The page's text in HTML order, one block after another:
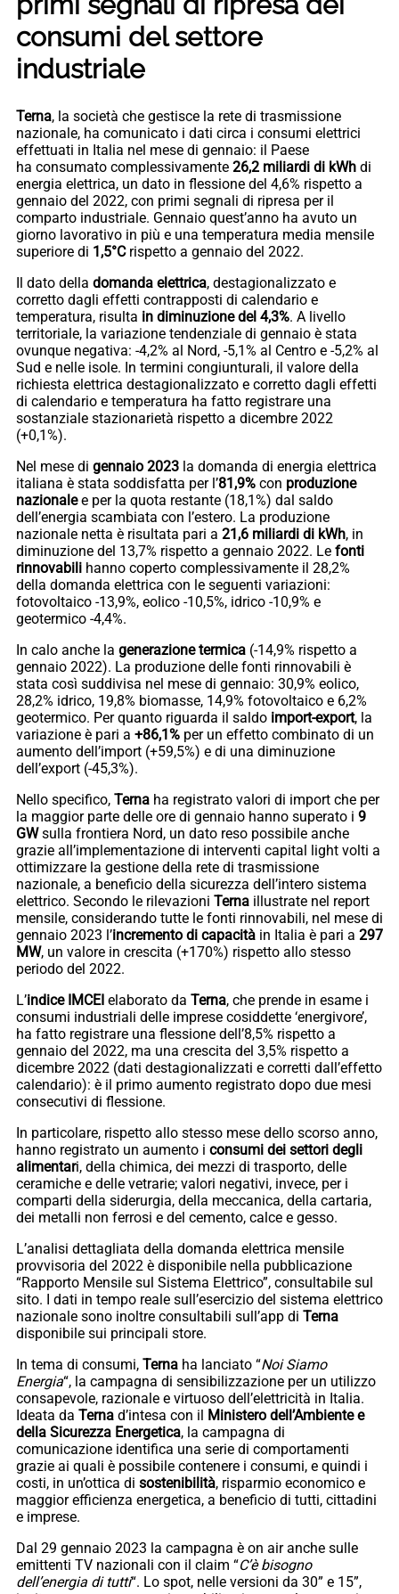
consumi del settore
industriale
Terna, la società che gestisce la rete di trasmissione
nazionale, ha comunicato i dati circa i consumi elettrici
effettuati in Italia nel mese di gennaio: il Paese
ha consumato complessivamente 26,2 miliardi di kWh di
energia elettrica, un dato in flessione del 4,6% rispetto a
gennaio del 2022, con primi segnali di ripresa per il
comparto industriale. Gennaio quest’anno ha avuto un
giorno lavorativo in più e una temperatura media mensile
superiore di 1,5°C rispetto a gennaio del 2022.
Il dato della domanda elettrica, destagionalizzato e
corretto dagli effetti contrapposti di calendario e
temperatura, risulta in diminuzione del 4,3%. A livello
territoriale, la variazione tendenziale di gennaio è stata
ovunque negativa: -4,2% al Nord, -5,1% al Centro e -5,2% al
Sud e nelle isole. In termini congiunturali, il valore della
richiesta elettrica destagionalizzato e corretto dagli effetti
di calendario e temperatura ha fatto registrare una
sostanziale stazionarietà rispetto a dicembre 2022
(+0,1%).
Nel mese di gennaio 2023 la domanda di energia elettrica
italiana è stata soddisfatta per l’81,9% con produzione
nazionalee per la quota restante (18,1%) dal saldo
dell’energia scambiata con l’estero. La produzione
nazionale netta è risultata pari a 21,6 miliardi di kWh, in
diminuzione del 13,7% rispetto a gennaio 2022. Le fonti
rinnovabili hanno coperto complessivamente il 28,2%
della domanda elettrica con le seguenti variazioni:
fotovoltaico -13,9%, eolico -10,5%, idrico -10,9% e
geotermico -4,4%.
In calo anche la generazione termica (-14,9% rispetto a
gennaio 2022). La produzione delle fonti rinnovabili è
stata così suddivisa nel mese di gennaio: 30,9% eolico,
28,2% idrico, 19,8% biomasse, 14,9% fotovoltaico e 6,2%
geotermico. Per quanto riguarda il saldo import-export, la
variazione è pari a +86,1% per un effetto combinato di un
aumento dell’import (+59,5%) e di una diminuzione
dell’export (-45,3%).
Nello specifico, Terna ha registrato valori di import che per
la maggior parte delle ore di gennaio hanno superato i 9
GWsulla frontiera Nord, un dato reso possibile anche
grazie all’implementazione di interventi capital light volti a
ottimizzare la gestione della rete di trasmissione
nazionale, a beneficio della sicurezza dell’intero sistema
elettrico. Secondo le rilevazioni Terna illustrate nel report
mensile, considerando tutte le fonti rinnovabili, nel mese di
gennaio 2023 l’incremento di capacità in Italia è pari a 297
MW, un valore in crescita (+170%) rispetto allo stesso
periodo del 2022.
L’indice IMCEI elaborato da Terna, che prende in esame i
consumi industriali delle imprese cosiddette ‘energivore’,
ha fatto registrare una flessione dell’8,5% rispetto a
gennaio del 2022, ma una crescita del 3,5% rispetto a
dicembre 2022 (dati destagionalizzati e corretti dall’effetto
calendario): è il primo aumento registrato dopo due mesi
consecutivi di flessione.
In particolare, rispetto allo stesso mese dello scorso anno,
hanno registrato un aumento i consumi dei settori degli
alimentari, della chimica, dei mezzi di trasporto, delle
ceramiche e delle vetrarie; valori negativi, invece, per i
comparti della siderurgia, della meccanica, della cartaria,
dei metalli non ferrosi e del cemento, calce e gesso.
L’analisi dettagliata della domanda elettrica mensile
provvisoria del 2022 è disponibile nella pubblicazione
“Rapporto Mensile sul Sistema Elettrico”, consultabile sul
sito. I dati in tempo reale sull’esercizio del sistema elettrico
nazionale sono inoltre consultabili sull’app di Terna
disponibile sui principali store.
In tema di consumi, Terna ha lanciato “Noi Siamo
Energia“, la campagna di sensibilizzazione per un utilizzo
consapevole, razionale e virtuoso dell’elettricità in Italia.
Ideata da Terna d’intesa con il Ministero dell’Ambiente e
della Sicurezza Energetica, la campagna di
comunicazione identifica una serie di comportamenti
grazie ai quali è possibile contenere i consumi, e quindi i
costi, in un’ottica di sostenibilità, risparmio economico e
maggior efficienza energetica, a beneficio di tutti, cittadini
e imprese.
Dal 29 gennaio 2023 la campagna è on air anche sulle
emittenti TV nazionali con il claim “C’è bisogno
dell’energia di tutti“. Lo spot, nelle versioni da 30” e 15”,